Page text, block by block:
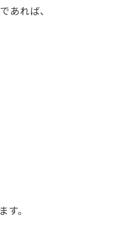
あれば、
。